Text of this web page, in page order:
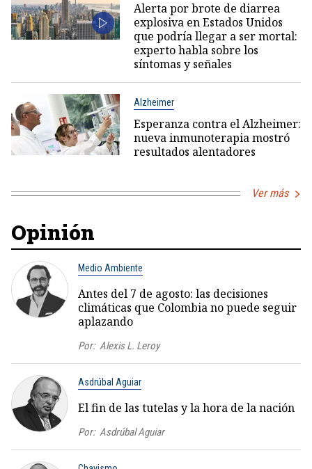
Alerta por brote de diarrea
explosiva en Estados Unidos
que podría llegar a ser mortal:
experto habla sobre los
síntomas y señales
Alzheimer
Esperanza contra el Alzheimer:
nueva inmunoterapia mostró
resultados alentadores
Ver más
Opinión
Medio Ambiente
Antes del 7 de agosto: las decisiones
climáticas que Colombia no puede seguir
aplazando
Por: Alexis L. Leroy
Asdrúbal Aguiar
El fin de las tutelas y la hora de la nación
Por: Asdrúbal Aguiar